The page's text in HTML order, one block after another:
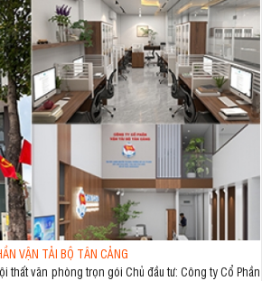
VẬN TẢI BỘ TÂN CẢNG
thất văn phòng trọn gói Chủ đầu tư: Công ty Cổ Phần